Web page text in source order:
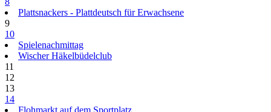
Plattsnackers - Plattdeutsch für Erwachsene
9
10
Spielenachmittag
Wischer Häkelbüdelclub
11
12
13
14
Flohmarkt auf dem Sportplatz